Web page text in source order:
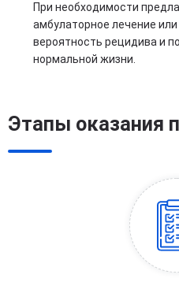
При необходимости
амбулаторное лечение
вероятность рецидива и
нормальной жизни.
Этапы оказания